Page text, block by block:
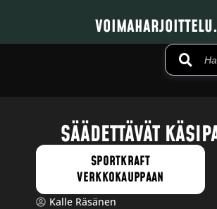
SÄÄDETTÄVÄT
SPORTKRAFT
VERKKOKAUPPAAN
Kalle Räsänen